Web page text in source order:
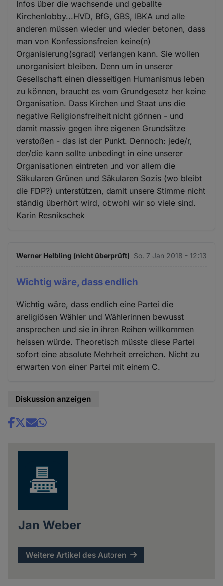
Infos über die wachsende und geballte
Kirchenlobby...HVD, BfG, GBS, IBKA und alle
anderen müssen wieder und wieder betonen, dass
man von Konfessionsfreien keine(n)
Organisierung(sgrad) verlangen kann. Sie wollen
unorganisiert bleiben. Denn um in unserer
Gesellschaft einen diesseitigen Humanismus leben
zu können, braucht es vom Grundgesetz her keine
Organisation. Dass Kirchen und Staat uns die
negative Religionsfreiheit nicht gönnen - und
damit massiv gegen ihre eigenen Grundsätze
verstoßen - das ist der Punkt. Dennoch: jede/r,
der/die kann sollte unbedingt in eine unserer
Organisationen eintreten und vor allem die
Säkularen Grünen und Säkularen Sozis (wo bleibt
die FDP?) unterstützen, damit unsere Stimme nicht
ständig überhört wird, obwohl wir so viele sind.
Karin Resnikschek
Werner Helbling (nicht überprüft) So. 7 Jan 2018 - 12:13
Wichtig wäre, dass endlich
Wichtig wäre, dass endlich eine Partei die
areligiösen Wähler und Wählerinnen bewusst
ansprechen und sie in ihren Reihen willkommen
heissen würde. Theoretisch müsste diese Partei
sofort eine absolute Mehrheit erreichen. Nicht zu
erwarten von einer Partei mit einem C.
Diskussion anzeigen
Share
Jan Weber
Weitere Artikel des Autoren